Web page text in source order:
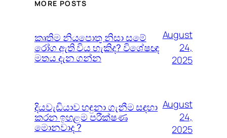
MORE POSTS
කෘතිම නියපොතු නිසා සමේ
රෝග ඇති විය හැකිද? විශේෂඥ
මතය දැන ගන්න
August
24,
2025
දියවැඩියාව හඳුනා ගැනීම සඳහා
කරන ඉහළම පරීක්ෂණ
මොනවාද ?
August
24,
2025